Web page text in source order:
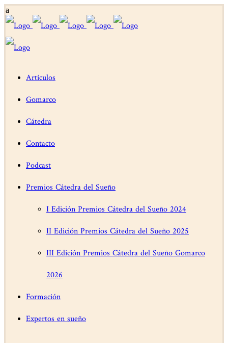
Artículos
Gomarco
Cátedra
Contacto
Podcast
Premios Cátedra del Sueño
I Edición Premios Cátedra del Sueño 2024
II Edición Premios Cátedra del Sueño 2025
III Edición Premios Cátedra del Sueño Gomarco
2026
Formación
Expertos en sueño